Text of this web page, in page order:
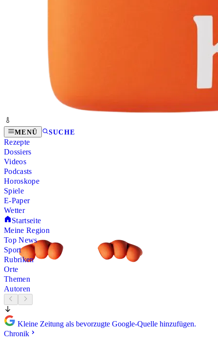
MENÜ SUCHE
Rezepte
Dossiers
Videos
Podcasts
Horoskope
Spiele
E-Paper
Wetter
Startseite
Meine Region
Top News
Sport
Rubriken
Orte
Themen
Autoren
Kleine Zeitung als bevorzugte Google-Quelle hinzufügen.
Chronik